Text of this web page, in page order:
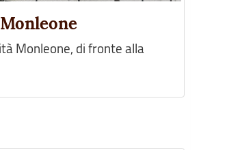
Monleone, di fronte alla